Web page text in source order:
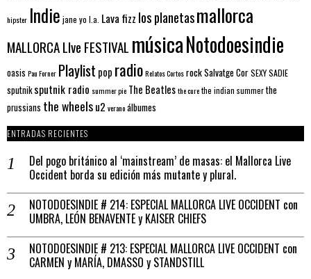
hipster Indie jane yo l.a. Lava fizz los planetasmallorca
MALLORCA LIve FESTIVAL músicaNotodoesindie
oasis Pau Forner Playlist pop radioRelatos CortosrockSalvatge CorSEXY SADIE
sputnik sputnik radio summer pie The Beatlesthe curethe indian summerthe
prussians the wheelsu2 veranoálbumes
ENTRADAS RECIENTES
Del pogo británico al ‘mainstream’ de masas: el Mallorca Live
Occident borda su edición más mutante y plural.
NOTODOESINDIE # 214: ESPECIAL MALLORCA LIVE OCCIDENT con
UMBRA, LEÓN BENAVENTE y KAISER CHIEFS
NOTODOESINDIE # 213: ESPECIAL MALLORCA LIVE OCCIDENT con
CARMEN y MARÍA, DMASSO y STANDSTILL